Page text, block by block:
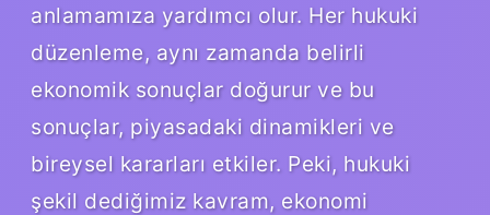
anlamamıza yardımcı olur. Her hukuki
düzenleme, aynı zamanda belirli
ekonomik sonuçlar doğurur ve bu
sonuçlar, piyasadaki dinamikleri ve
bireysel kararları etkiler. Peki, hukuki
şekil dediğimiz kavram, ekonomi